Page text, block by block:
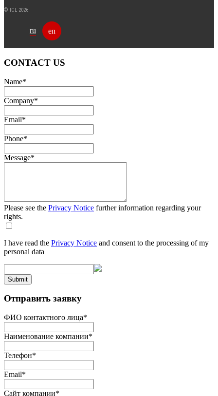
© ICL 2026
ru en
CONTACT US
Name*
Company*
Email*
Phone*
Message*
Please see the Privacy Notice further information regarding your
rights.
I have read the Privacy Notice and consent to the processing of my
personal data
Submit
Отправить заявку
ФИО контактного лица*
Наименование компании*
Телефон*
Email*
Сайт компании*